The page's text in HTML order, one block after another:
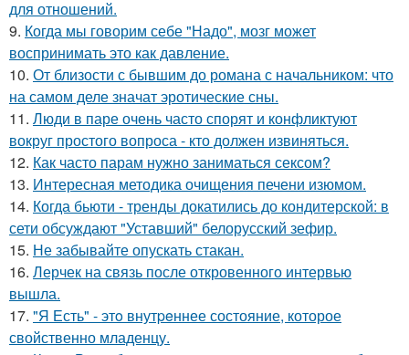
для отношений.
9. Когда мы говорим себе "Надо", мозг может
воспринимать это как давление.
10. От близости с бывшим до романа с начальником: что
на самом деле значат эротические сны.
11. Люди в паре очень часто спорят и конфликтуют
вокруг простого вопроса - кто должен извиняться.
12. Как часто парам нужно заниматься сексом?
13. Интересная методика очищения печени изюмом.
14. Когда бьюти - тренды докатились до кондитерской: в
сети обсуждают "Уставший" белорусский зефир.
15. Не забывайте опускать стакан.
16. Лерчек на связь после откровенного интервью
вышла.
17. "Я Есть" - этo внутpeннее состояние, которое
свойственно младенцу.